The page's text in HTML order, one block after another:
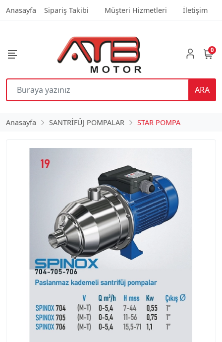
Anasayfa Sipariş Takibi Müşteri Hizmetleri İletişim
ARA
0
Anasayfa SANTRİFÜJ POMPALAR STAR POMPA